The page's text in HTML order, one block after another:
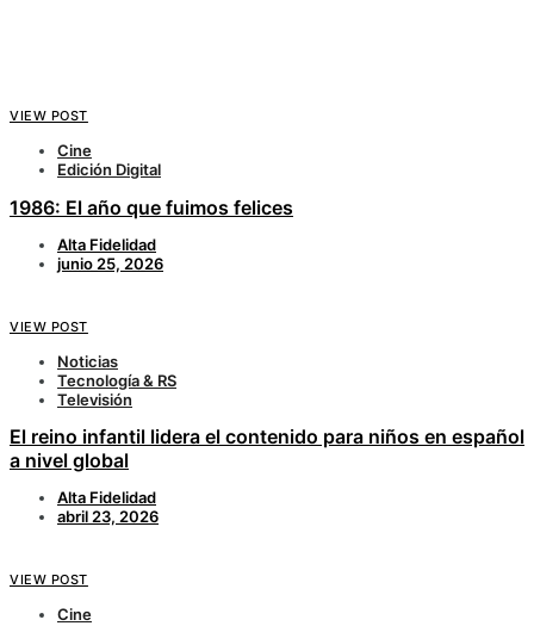
VIEW POST
Cine
Edición Digital
1986: El año que fuimos felices
Alta Fidelidad
junio 25, 2026
VIEW POST
Noticias
Tecnología & RS
Televisión
El reino infantil lidera el contenido para niños en español
a nivel global
Alta Fidelidad
abril 23, 2026
VIEW POST
Cine